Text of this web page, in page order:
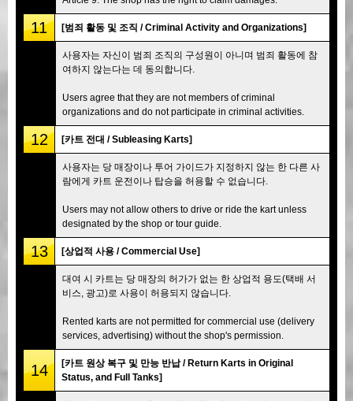
11 [범죄 활동 및 조직 / Criminal Activity and Organizations]
사용자는 자신이 범죄 조직의 구성원이 아니며 범죄 활동에 참
여하지 않는다는 데 동의합니다.
Users agree that they are not members of criminal
organizations and do not participate in criminal activities.
12 [카트 전대 / Subleasing Karts]
사용자는 당 매장이나 투어 가이드가 지정하지 않는 한 다른 사
람에게 카트 운전이나 탑승을 허용할 수 없습니다.
Users may not allow others to drive or ride the kart unless
designated by the shop or tour guide.
13 [상업적 사용 / Commercial Use]
대여 시 카트는 당 매장의 허가가 없는 한 상업적 용도(택배 서
비스, 광고)로 사용이 허용되지 않습니다.
Rented karts are not permitted for commercial use (delivery
services, advertising) without the shop's permission.
14
[카트 원상 복구 및 만능 반납 / Return Karts in Original
Status, and Full Tanks]